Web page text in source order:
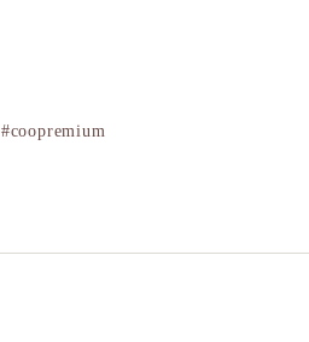
#coopremium